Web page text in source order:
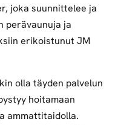
joka suunnittelee ja
perävaunuja ja
erikoistunut JM
olla täyden palvelun
hoitamaan
ammattitaidolla.